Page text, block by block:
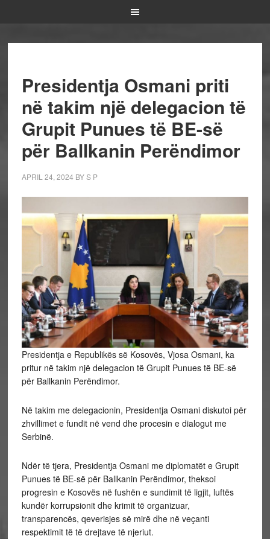
Presidentja Osmani priti
në takim një delegacion të
Grupit Punues të BE-së
për Ballkanin Perëndimor
APRIL 24, 2024 BYS P
Presidentja e Republikës së Kosovës, Vjosa Osmani, ka
pritur në takim një delegacion të Grupit Punues të BE-së
për Ballkanin Perëndimor.
Në takim me delegacionin, Presidentja Osmani diskutoi për
zhvillimet e fundit në vend dhe procesin e dialogut me
Serbinë.
Ndër të tjera, Presidentja Osmani me diplomatët e Grupit
Punues të BE-së për Ballkanin Perëndimor, theksoi
progresin e Kosovës në fushën e sundimit të ligjit, luftës
kundër korrupsionit dhe krimit të organizuar,
transparencës, qeverisjes së mirë dhe në veçanti
respektimit të të drejtave të njeriut.